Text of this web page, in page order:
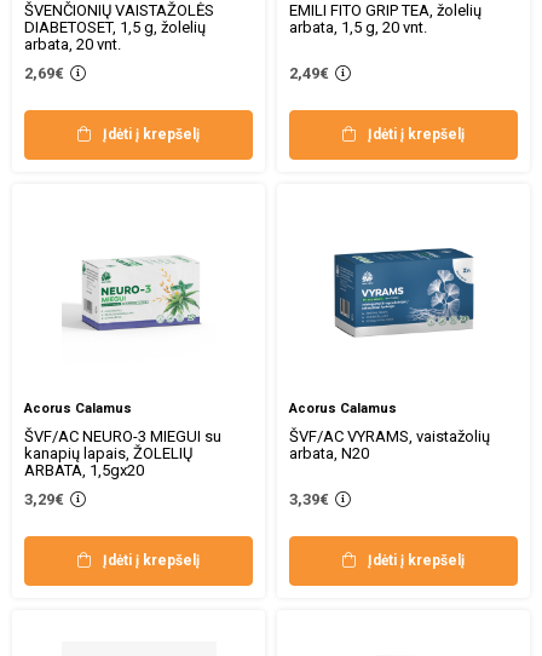
ŠVENČIONIŲ VAISTAŽOLĖS
DIABETOSET, 1,5 g, žolelių
arbata, 20 vnt.
2,69€
Įdėti į krepšelį
EMILI FITO GRIP TEA, žolelių
arbata, 1,5 g, 20 vnt.
2,49€
Įdėti į krepšelį
Acorus Calamus
ŠVF/AC NEURO-3 MIEGUI su
kanapių lapais, ŽOLELIŲ
ARBATA, 1,5gx20
3,29€
Įdėti į krepšelį
Acorus Calamus
ŠVF/AC VYRAMS, vaistažolių
arbata, N20
3,39€
Įdėti į krepšelį